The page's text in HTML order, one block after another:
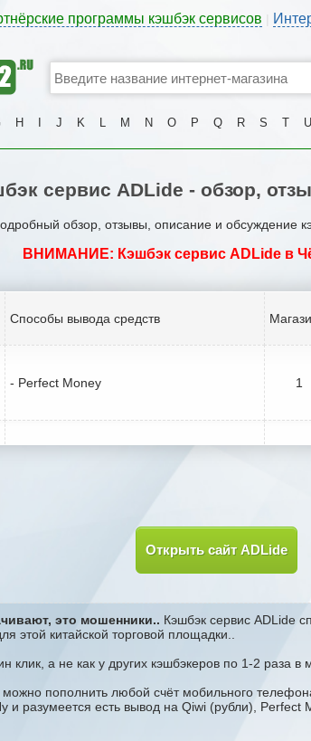
программы кэшбэк сервисов
H J K L M N O P Q R S T U
сервис ADLide - обзор,
обзор, отзывы, описание и обсуждение
ВНИМАНИЕ: Кэшбэк сервис ADLide в
Способы вывода средств
- Perfect Money 1
Открыть сайт ADLide
это мошенники.. Кэшбэк сервис ADLide
этой китайской торговой площадки..
а не как у других кэшбэкеров по 1-2 раза в
пополнить любой счёт мобильного
и разумеется есть вывод на Qiwi (рубли),